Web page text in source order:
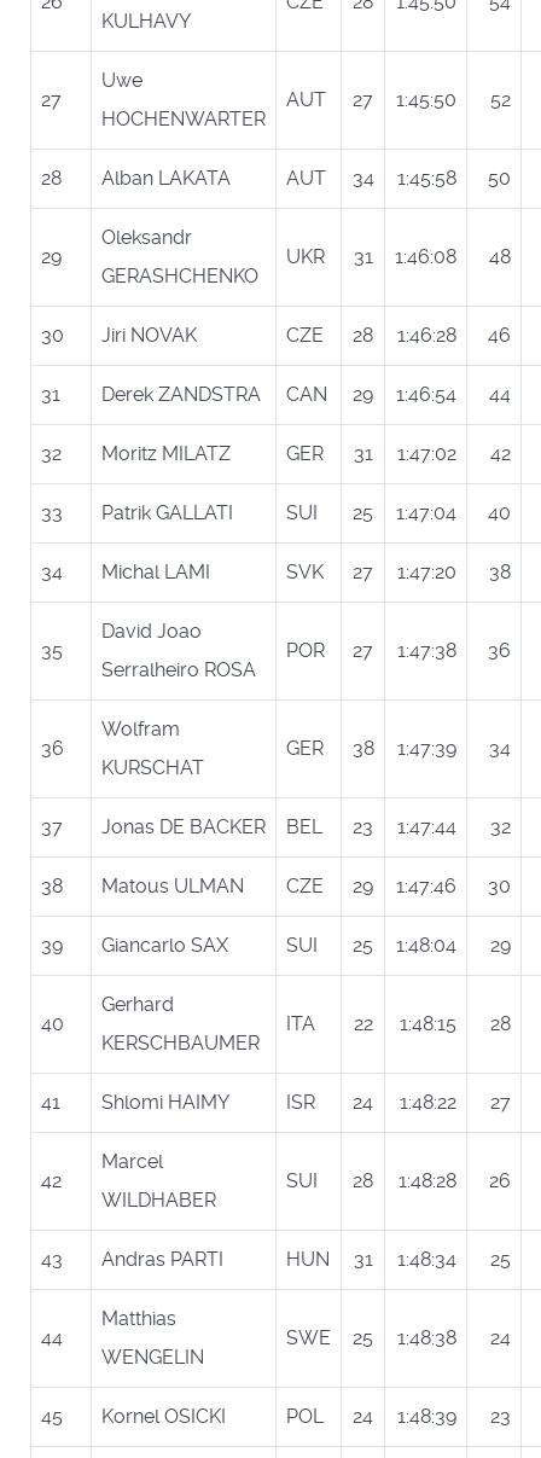
KULHAVY
27
Uwe
HOCHENWARTER
AUT 27 1:45:50 52
28 Alban LAKATA AUT 34 1:45:58 50
29
Oleksandr
GERASHCHENKO
UKR 31 1:46:08 48
30 Jiri NOVAK CZE 28 1:46:28 46
31 Derek ZANDSTRA CAN 29 1:46:54 44
32 Moritz MILATZ GER 31 1:47:02 42
33 Patrik GALLATI SUI 25 1:47:04 40
34 Michal LAMI SVK 27 1:47:20 38
35
David Joao
Serralheiro ROSA
POR 27 1:47:38 36
36
Wolfram
KURSCHAT
GER 38 1:47:39 34
37 Jonas DE BACKER BEL 23 1:47:44 32
38 Matous ULMAN CZE 29 1:47:46 30
39 Giancarlo SAX SUI 25 1:48:04 29
40
Gerhard
KERSCHBAUMER
ITA 22 1:48:15 28
41 Shlomi HAIMY ISR 24 1:48:22 27
42
Marcel
WILDHABER
SUI 28 1:48:28 26
43 Andras PARTI HUN 31 1:48:34 25
44
Matthias
WENGELIN
SWE 25 1:48:38 24
45 Kornel OSICKI POL 24 1:48:39 23